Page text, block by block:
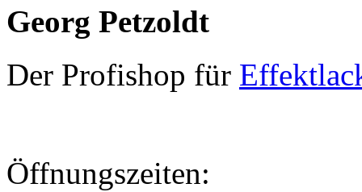
Georg Petzoldt
Der Profishop für
Öffnungszeiten: